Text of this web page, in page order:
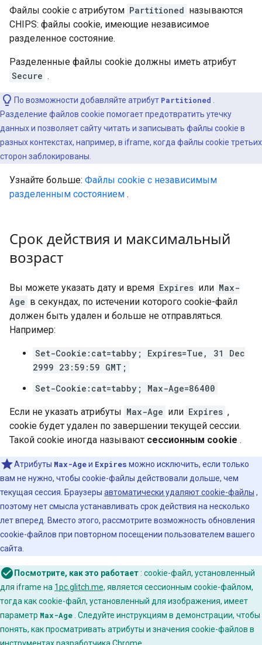
Файлы cookie с атрибутом Partitioned называются
CHIPS: файлы cookie, имеющие независимое
разделенное состояние.
Разделенные файлы cookie должны иметь атрибут
Secure .
По возможности добавляйте атрибут Partitioned
Разделение файлов cookie помогает предотвратить утечку
данных и позволяет сайту читать и записывать файлы cookie в
разных контекстах, например, в iframe, когда файлы cookie третьих
сторон заблокированы.
Узнайте больше: Файлы cookie с независимым
разделенным состоянием .
Срок действия и максимальный
возраст
Вы можете указать дату и время Expires или Max-
Age в секундах, по истечении которого cookie-файл
должен быть удален и больше не отправляться.
Например:
Set-Cookie:cat=tabby; Expires=Tue, 31 Dec
2999 23:59:59 GMT;
Set-Cookie:cat=tabby; Max-Age=86400
Если не указать атрибуты Max-Age или Expires ,
cookie будет удален по завершении текущей сессии.
Такой cookie иногда называют сессионным cookie .
Атрибуты Max-Ageи Expires можно исключить, если только
вам не нужно, чтобы cookie-файлы действовали дольше, чем
текущая сессия. Браузеры автоматически удаляют cookie-файлы ,
поэтому нет смысла устанавливать срок действия на несколько
лет вперед. Вместо этого, рассмотрите возможность обновления
cookie-файлов при повторном посещении пользователем вашего
сайта.
Посмотрите, как это работает: cookie-файл, установленный
для iframe на 1pc.glitch.me, является сессионным cookie-файлом,
тогда как cookie-файл, установленный для изображения, имеет
параметр Max-Age . Следуйте инструкциям в демонстрации, чтобы
понять, как просматривать атрибуты и значения cookie-файлов в